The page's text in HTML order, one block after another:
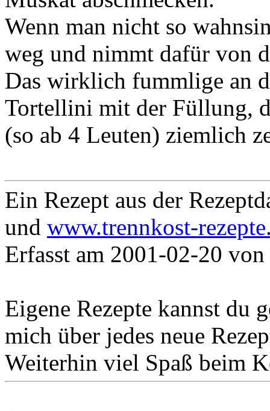
Wenn man nicht so
weg und nimmt dafür von
Das wirklich fummlige an
Tortellini mit der Füllung,
(so ab 4 Leuten) ziemlich
Ein Rezept aus der
und www.trennkost-
Erfasst am 2001-02-20 von
Eigene Rezepte kannst du
mich über jedes neue
Weiterhin viel Spaß beim